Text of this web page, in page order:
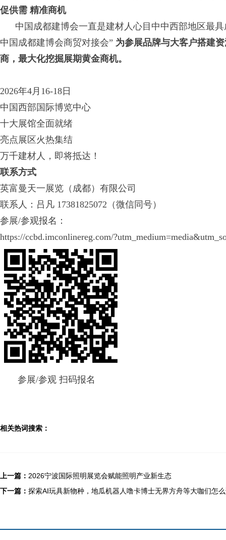
促供需 精准商机
中国成都建博会一直是建材人心目中中西部地区最具
中国成都建博会商贸对接会” 为参展品牌与大客户搭建
商，最大化挖掘展期黄金商机。
2026年4月16-18日
中国西部国际博览中心
十大展馆全面就绪
亮点展区火热集结
万千建材人，即将抵达！
联系方式
英富曼天一展览（成都）有限公司
联系人：吕凡 17381825072（微信同号）
参展/参观报名：
https://ccbd.imconlinereg.com/
参展/参观 扫码报名
相关热词搜索：
上一篇： 2026宁波国际照明展览会赋能照明产业新生态
下一篇： 探索AI玩具新物种，地瓜机器人噜卡博士无界方舟等大咖们怎